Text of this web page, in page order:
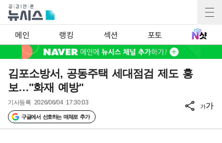
메인 랭킹 섹션 포토
김포소방서, 공동주택 세대점검 제도 홍
보…"화재 예방"
기사등록 2026/06/04 17:30:03
구글에서 선호하는 매체로 추가
가가